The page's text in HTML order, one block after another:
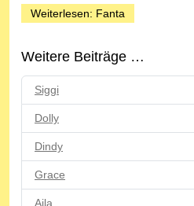
Weiterlesen: Fanta
Weitere Beiträge …
Siggi
Dolly
Dindy
Grace
Aila